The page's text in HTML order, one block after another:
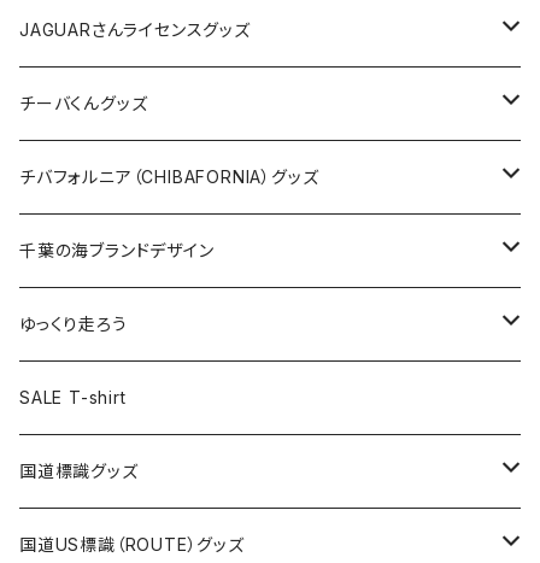
ホテルキーホルダー
ホテルキーホルダー
クリアファイル
Tシャツ
キャップ
トートバッグ
ランチバッグ
エコバッグ
バッグ
ステッカー
缶バッジ
キーホルダー
クリアファイル
キャップ
バッグ
ステッカー
缶バッジ
キーホルダー
クリアファイル
ステッカー
ステッカー
ステッカー大
缶バッジ
缶バッジ32mm
缶バッジ54mm
エコバッグ
JAGUARさんコラボグッズ
Tシャツ
ステッカー
サコッシュ
ホテルキーホルダー
モーテルキーホルダー
トートバッグ
JAGUARさんライセンスグッズ
Tシャツ
ステッカー
缶バッジ
クリアファイル
マスク
エコバッグ
千葉ロッテマリーンズコラボ
チーバくんグッズ
Tシャツ
キャップ
エコバッグ
ステッカー
モーテルキーホルダー
ホテルキーホルダー
チバフォルニア（CHIBAFORNIA）グッズ
Tシャツ
キャップ
ステッカー
ホテルキーホルダー
千葉の海ブランドデザイン
Tシャツ
キャップ
ステッカー
ゆっくり走ろう
Tシャツ
ステッカー
ホテルキーホルダー
SALE T-shirt
国道標識グッズ
ステッカー
国道US標識（ROUTE）グッズ